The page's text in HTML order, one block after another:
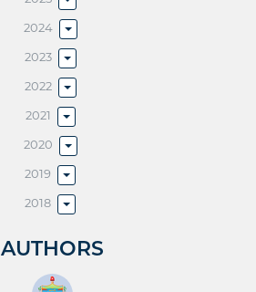
2024
2023
2022
2021
2020
2019
2018
AUTHORS